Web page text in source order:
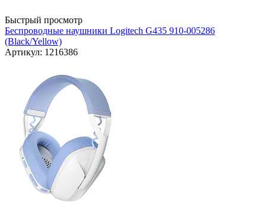
Быстрый просмотр
Беспроводные наушники Logitech G435 910-005286
(Black/Yellow)
Артикул: 1216386